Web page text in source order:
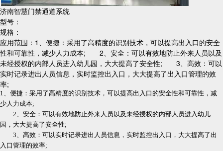
济南智慧门禁通道系统
型号：
规格：
应用范围：1、便捷：采用了高精度的识别技术，可以提高出入口的安全
性和可靠性，减少人力成本; 2、安全：可以有效地防止外来人员以及
未经授权的内部人员进入幼儿园，大大提高了安全性; 3、高效：可以
实时记录进出人员信息，实时监控出入口，大大提高了出入口管理的效
率;
1、便捷：采用了高精度的识别技术，可以提高出入口的安全性和可靠性，减
少人力成本;
2、安全：可以有效地防止外来人员以及未经授权的内部人员进入幼儿
园，大大提高了安全性;
3、高效：可以实时记录进出人员信息，实时监控出入口，大大提高了出
入口管理的效率;